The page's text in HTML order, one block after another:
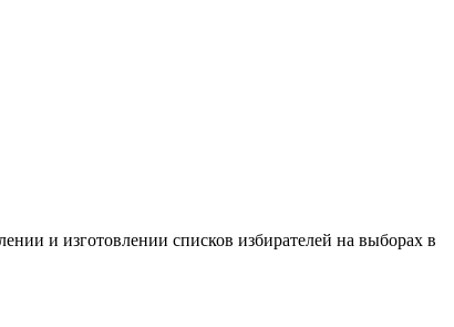
и изготовлении списков избирателей на выборах в